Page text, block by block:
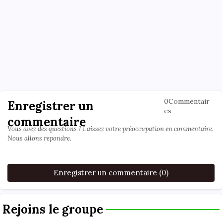
Enregistrer un
commentaire
0Commentair
es
Vous avez des questions ? Laissez votre préoccupation en commentaire.
Nous allons repondre.
Enregistrer un commentaire (0)
Rejoins le groupe